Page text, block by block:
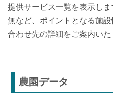
提供サービス一覧を表示し
無など、ポイントとなる施
合わせ先の詳細をご案内いた
農園データ